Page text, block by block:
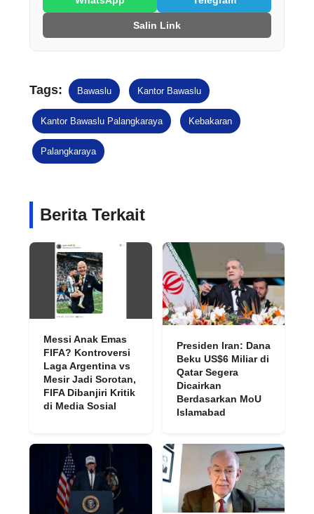
Salin Link
Tags: Bawaslu Kantor Bawaslu
Kantor Bawaslu Palangkaraya Kebakaran
Palangkaraya
Berita Terkait
Messi Anak Emas
FIFA? Kontroversi
Laga Argentina vs
Mesir Jadi Sorotan,
FIFA Dibanjiri Kritik
di Media Sosial
Presiden Iran: Dana
Beku US$6 Miliar di
Qatar Segera
Dicairkan
Berdasarkan MoU
Islamabad